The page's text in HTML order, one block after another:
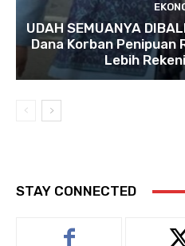
UDAH SEMUANYA
Dana Korban Penipuan
Lebih
STAY CONNECTED